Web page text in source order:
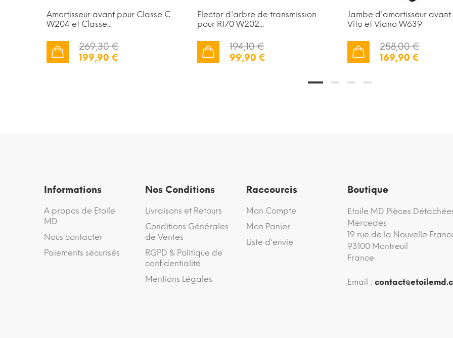
Amortisseur avant pour Classe C
W204 et Classe...
269,30 €
199,90 €
Flector d'arbre de transmission
pour R170 W202...
194,10 €
99,90 €
Jambe d'amortisseur avant
Vito et Viano W639
258,00 €
169,90 €
Informations
A propos de Etoile
MD
Nous contacter
Paiements sécurisés
Nos Conditions
Livraisons et Retours
Conditions Générales
de Ventes
RGPD & Politique de
confidentialité
Mentions Légales
Raccourcis
Mon Compte
Mon Panier
Liste d'envie
Boutique
Etoile MD Pièces
Mercedes
19 rue de la Nouvelle
93100 Montreuil
France
Email :